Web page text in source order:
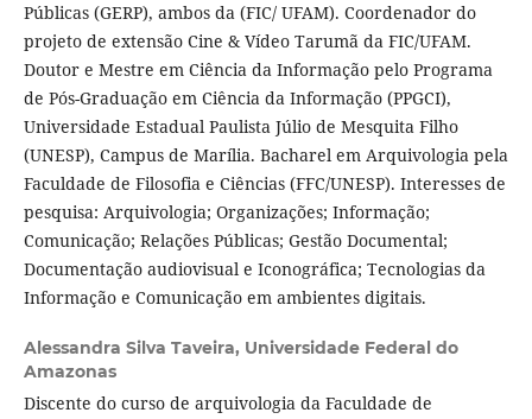
Públicas (GERP), ambos da (FIC/ UFAM). Coordenador do
projeto de extensão Cine & Vídeo Tarumã da FIC/UFAM.
Doutor e Mestre em Ciência da Informação pelo Programa
de Pós-Graduação em Ciência da Informação (PPGCI),
Universidade Estadual Paulista Júlio de Mesquita Filho
(UNESP), Campus de Marília. Bacharel em Arquivologia pela
Faculdade de Filosofia e Ciências (FFC/UNESP). Interesses de
pesquisa: Arquivologia; Organizações; Informação;
Comunicação; Relações Públicas; Gestão Documental;
Documentação audiovisual e Iconográfica; Tecnologias da
Informação e Comunicação em ambientes digitais.
Alessandra Silva Taveira, Universidade Federal do
Amazonas
Discente do curso de arquivologia da Faculdade de